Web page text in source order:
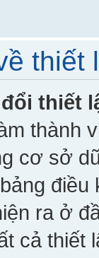
thiết
thiết
thành
cơ sở
ra ở
cả thiết